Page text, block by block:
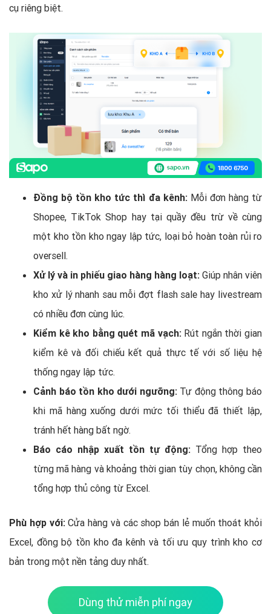
cụ riêng biệt.
Đồng bộ tồn kho tức thì đa kênh:Mỗi đơn hàng từ
Shopee, TikTok Shop hay tại quầy đều trừ về cùng
một kho tồn kho ngay lập tức, loại bỏ hoàn toàn rủi ro
oversell.
Xử lý và in phiếu giao hàng hàng loạt: Giúp nhân viên
kho xử lý nhanh sau mỗi đợt flash sale hay livestream
có nhiều đơn cùng lúc.
Kiểm kê kho bằng quét mã vạch: Rút ngắn thời gian
kiểm kê và đối chiếu kết quả thực tế với số liệu hệ
thống ngay lập tức.
Cảnh báo tồn kho dưới ngưỡng: Tự động thông báo
khi mã hàng xuống dưới mức tối thiểu đã thiết lập,
tránh hết hàng bất ngờ.
Báo cáo nhập xuất tồn tự động: Tổng hợp theo
từng mã hàng và khoảng thời gian tùy chọn, không cần
tổng hợp thủ công từ Excel.
Phù hợp với:Cửa hàng và các shop bán lẻ muốn thoát khỏi
Excel, đồng bộ tồn kho đa kênh và tối ưu quy trình kho cơ
bản trong một nền tảng duy nhất.
Dùng thử miễn phí ngay